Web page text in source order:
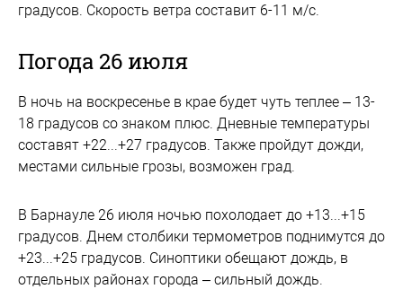
градусов. Скорость ветра составит 6-11 м/с.
Погода 26 июля
В ночь на воскресенье в крае будет чуть теплее – 13-
18 градусов со знаком плюс. Дневные температуры
составят +22...+27 градусов. Также пройдут дожди,
местами сильные грозы, возможен град.
В Барнауле 26 июля ночью похолодает до +13...+15
градусов. Днем столбики термометров поднимутся до
+23...+25 градусов. Синоптики обещают дождь, в
отдельных районах города – сильный дождь.